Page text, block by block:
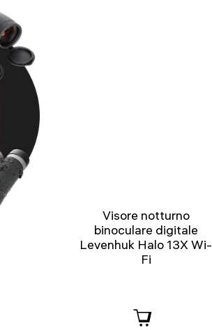
Visore notturno
binoculare digitale
Levenhuk Halo 13X Wi-
Fi